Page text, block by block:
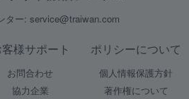
ター: service@traiwan.com
様サポート
お問合わせ
協力企業
ポリシーについて
個人情報保護方針
著作権について